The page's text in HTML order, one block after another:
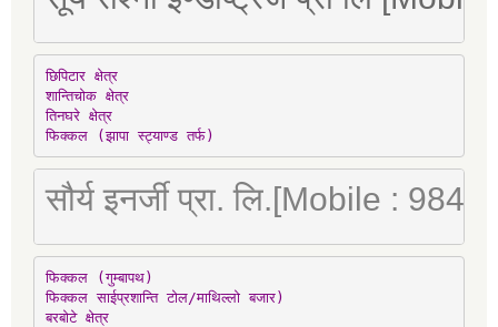
छिपिटार क्षेत्र
शान्तिचोक क्षेत्र
तिनघरे क्षेत्र
फिक्कल (झापा स्ट्याण्ड तर्फ)
सौर्य इनर्जी प्रा. लि.[Mobile :
फिक्कल (गुम्बापथ)
फिक्कल साईप्रशान्ति टोल/माथिल्लो बजार)
बरबोटे क्षेत्र